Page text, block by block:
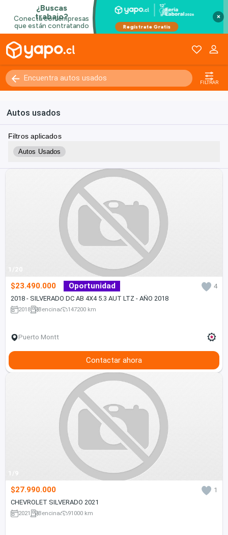
×
FILTRAR
Autos usados
Filtros aplicados
Autos Usados
1/20
$23.490.000 Oportunidad
4
2018 - SILVERADO DC AB 4X4 5.3 AUT LTZ - AÑO 2018
2018 Bencina 147200 km
Puerto Montt
Contactar ahora
1/9
$27.990.000
1
CHEVROLET SILVERADO 2021
2021 Bencina 91000 km